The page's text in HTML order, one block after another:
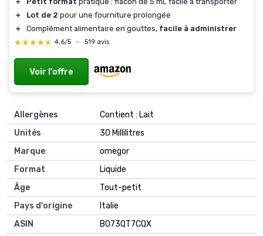
＋
Lot de 2 pour une fourniture prolongée
＋
Complément alimentaire en gouttes, facile à administrer
★★★★★
★★★★★ 4,6/5 — 519 avis
Voir l'offre
Allergènes
‎Contient : Lait
Unités
‎30 Millilitres
Marque
‎omegor
Format
‎Liquide
Âge
‎Tout-petit
Pays d'origine
‎Italie
ASIN
B073QT7CQX